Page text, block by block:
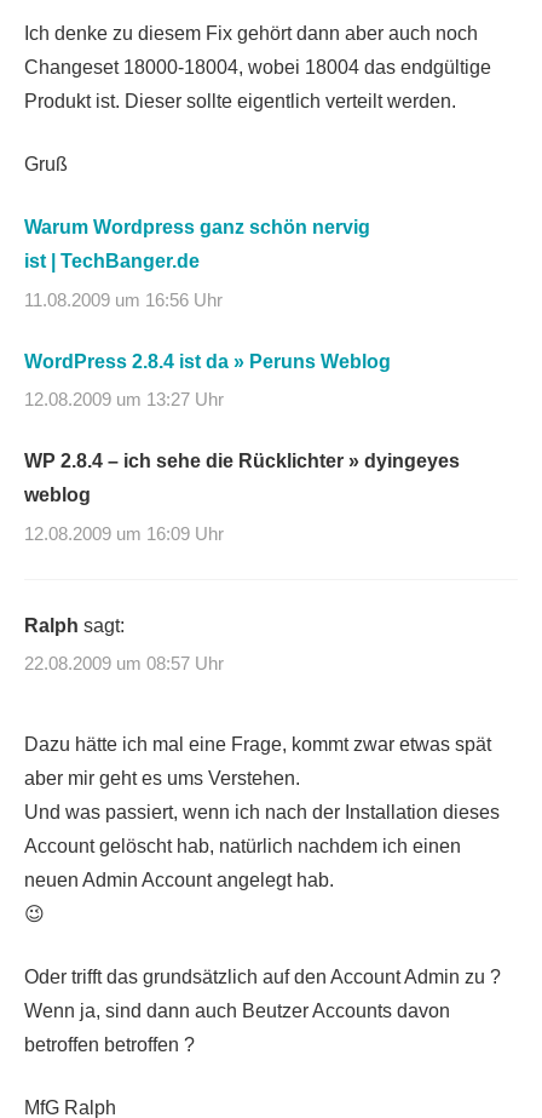
Ich denke zu diesem Fix gehört dann aber auch noch
Changeset 18000-18004, wobei 18004 das endgültige
Produkt ist. Dieser sollte eigentlich verteilt werden.
Gruß
Warum Wordpress ganz schön nervig
ist | TechBanger.de
11.08.2009 um 16:56 Uhr
WordPress 2.8.4 ist da » Peruns Weblog
12.08.2009 um 13:27 Uhr
WP 2.8.4 – ich sehe die Rücklichter » dyingeyes
weblog
12.08.2009 um 16:09 Uhr
Ralph sagt:
22.08.2009 um 08:57 Uhr
Dazu hätte ich mal eine Frage, kommt zwar etwas spät
aber mir geht es ums Verstehen.
Und was passiert, wenn ich nach der Installation dieses
Account gelöscht hab, natürlich nachdem ich einen
neuen Admin Account angelegt hab.
😉
Oder trifft das grundsätzlich auf den Account Admin zu ?
Wenn ja, sind dann auch Beutzer Accounts davon
betroffen betroffen ?
MfG Ralph